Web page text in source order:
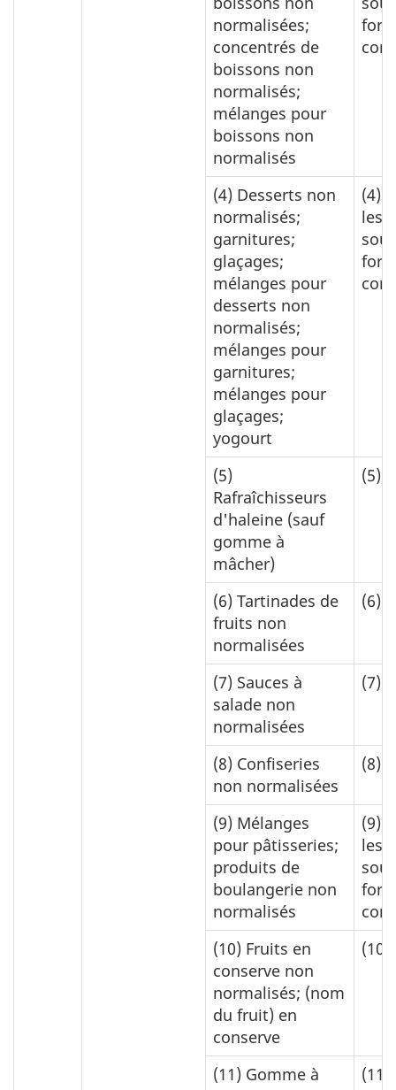
normalisées;
concentrés de
boissons non
normalisés;
mélanges pour
boissons non
normalisés
(4) Desserts non
normalisés;
garnitures;
glaçages;
mélanges pour
desserts non
normalisés;
mélanges pour
garnitures;
mélanges pour
glaçages;
yogourt
(4)
les
(5)
Rafraîchisseurs
d'haleine (sauf
gomme à
mâcher)
(5)
(6) Tartinades de
fruits non
normalisées
(6)
(7) Sauces à
salade non
normalisées
(7)
(8) Confiseries
non normalisées
(8)
(9) Mélanges
pour pâtisseries;
produits de
boulangerie non
normalisés
(9)
les
(10) Fruits en
conserve non
normalisés; (nom
du fruit) en
conserve
(10)
(11) Gomme à
(11)